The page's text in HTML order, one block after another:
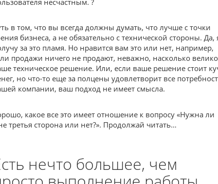
в том, что вы всегда должны думать, что лучше с точки
бизнеса, а не обязательно с технической стороны. Да,
за это пламя. Но нравится вам это или нет, например,
продажи ничего не продают, неважно, насколько велико
техническое решение. Или, если ваше решение стоит
но что-то еще за полцены удовлетворит все
компании, ваш подход не имеет смысла.
какое все это имеет отношение к вопросу «Нужна ли
третья сторона или нет?». Продолжай читать…
нечто большее, чем